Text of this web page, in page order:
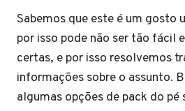
Sabemos que este é um gosto
por isso pode não ser tão fácil
certas, e por isso resolvemos
informações sobre o assunto.
algumas opções de pack do pé